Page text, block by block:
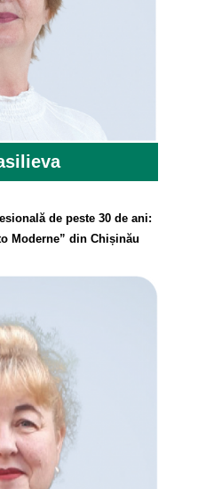
de peste 30 de ani:
Moderne” din Chișinău